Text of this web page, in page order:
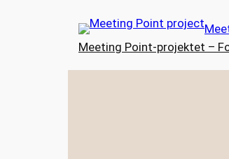
Meeting Point-projektet –